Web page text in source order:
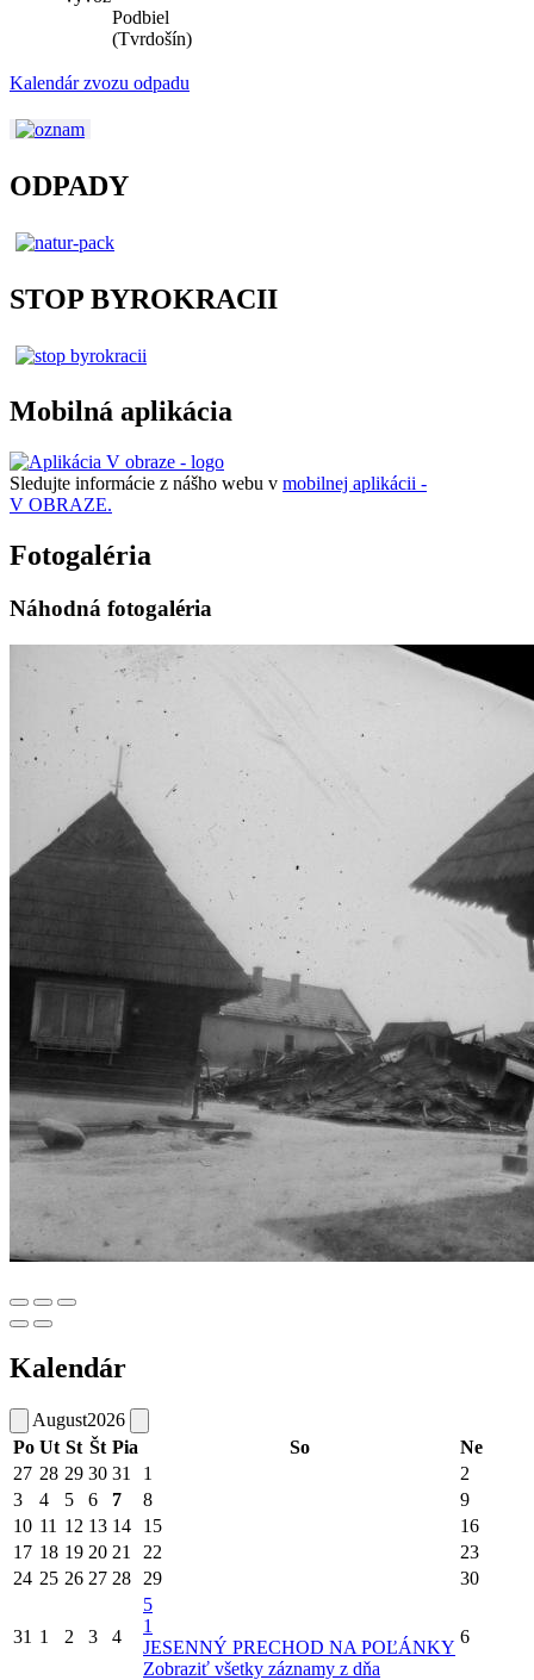
Podbiel
(Tvrdošín)
Kalendár zvozu odpadu
ODPADY
STOP BYROKRACII
Mobilná aplikácia
Sledujte informácie z nášho webu v mobilnej aplikácii -
V OBRAZE.
Fotogaléria
Náhodná fotogaléria
Kalendár
August2026
Po Ut St Št Pia So
Ne
27 28 29 30 31 1
2
3
4 5 6 7 8
9
10 11 12 13 14 15
16
17 18 19 20 21 22
23
24 25 26 27 28 29 30
31 1 2 3 4
5
1
JESENNÝ PRECHOD NA POĽÁNKY
Zobraziť všetky záznamy z dňa
6